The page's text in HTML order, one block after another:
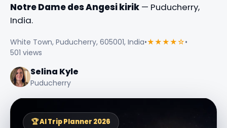
Notre Dame des Angesi kirik — Puducherry,
India.
White Town, Puducherry, 605001, India•★★★★☆•
501 views
Selina Kyle
Puducherry
🏆 AI Trip Planner 2026